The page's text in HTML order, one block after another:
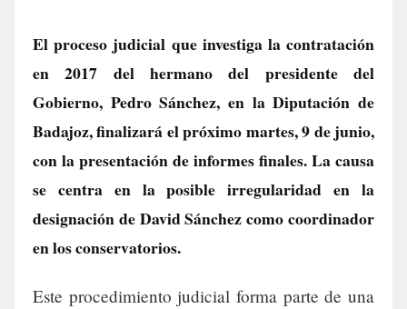
El proceso judicial que investiga la contratación
en 2017 del hermano del presidente del
Gobierno, Pedro Sánchez, en la Diputación de
Badajoz, finalizará el próximo martes, 9 de junio,
con la presentación de informes finales. La causa
se centra en la posible irregularidad en la
designación de David Sánchez como coordinador
en los conservatorios.
Este procedimiento judicial forma parte de una